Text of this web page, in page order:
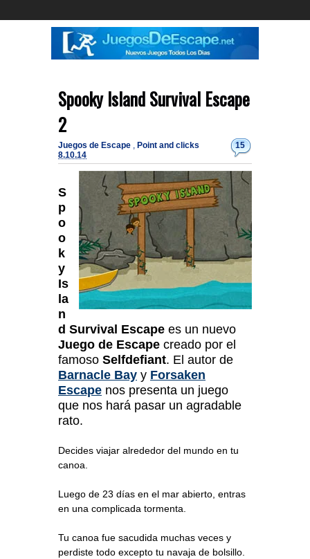
Spooky Island Survival Escape
2
15
Juegos de Escape , Point and clicks
8.10.14
S
p
o
o
k
y
Is
la
n
d Survival Escape es un nuevo
Juego de Escape creado por el
famoso Selfdefiant. El autor de
Barnacle Bay y Forsaken
Escape nos presenta un juego
que nos hará pasar un agradable
rato.
Decides viajar alrededor del mundo en tu
canoa.
Luego de 23 días en el mar abierto, entras
en una complicada tormenta.
Tu canoa fue sacudida muchas veces y
perdiste todo excepto tu navaja de bolsillo.